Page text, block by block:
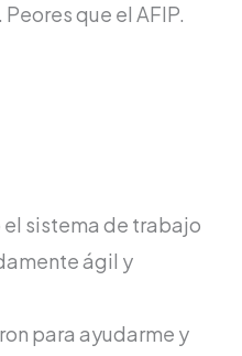
que el AFIP.
sistema de trabajo
ágil y
para ayudarme y